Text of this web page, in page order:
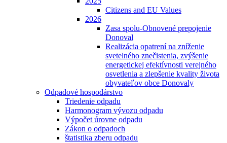
Citizens and EU Values
2026
Zasa spolu-Obnovené prepojenie
Donoval
Realizácia opatrení na zníženie
svetelného znečistenia, zvýšenie
energetickej efektívnosti verejného
osvetlenia a zlepšenie kvality života
obyvateľov obce Donovaly
Odpadové hospodárstvo
Triedenie odpadu
Harmonogram vývozu odpadu
Výpočet úrovne odpadu
Zákon o odpadoch
štatistika zberu odpadu